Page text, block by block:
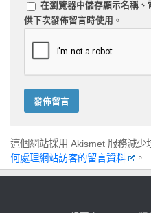
在瀏覽器中儲存顯示名稱
供下次發佈留言時使用。
這個網站採用 Akismet 服務減少
何處理網站訪客的留言資料
。